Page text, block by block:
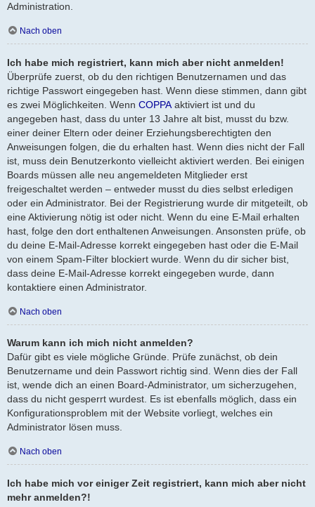
Administration.
Nach oben
Ich habe mich registriert, kann mich aber nicht anmelden!
Überprüfe zuerst, ob du den richtigen Benutzernamen und das
richtige Passwort eingegeben hast. Wenn diese stimmen, dann gibt
es zwei Möglichkeiten. Wenn COPPA aktiviert ist und du
angegeben hast, dass du unter 13 Jahre alt bist, musst du bzw.
einer deiner Eltern oder deiner Erziehungsberechtigten den
Anweisungen folgen, die du erhalten hast. Wenn dies nicht der Fall
ist, muss dein Benutzerkonto vielleicht aktiviert werden. Bei einigen
Boards müssen alle neu angemeldeten Mitglieder erst
freigeschaltet werden – entweder musst du dies selbst erledigen
oder ein Administrator. Bei der Registrierung wurde dir mitgeteilt, ob
eine Aktivierung nötig ist oder nicht. Wenn du eine E-Mail erhalten
hast, folge den dort enthaltenen Anweisungen. Ansonsten prüfe, ob
du deine E-Mail-Adresse korrekt eingegeben hast oder die E-Mail
von einem Spam-Filter blockiert wurde. Wenn du dir sicher bist,
dass deine E-Mail-Adresse korrekt eingegeben wurde, dann
kontaktiere einen Administrator.
Nach oben
Warum kann ich mich nicht anmelden?
Dafür gibt es viele mögliche Gründe. Prüfe zunächst, ob dein
Benutzername und dein Passwort richtig sind. Wenn dies der Fall
ist, wende dich an einen Board-Administrator, um sicherzugehen,
dass du nicht gesperrt wurdest. Es ist ebenfalls möglich, dass ein
Konfigurationsproblem mit der Website vorliegt, welches ein
Administrator lösen muss.
Nach oben
Ich habe mich vor einiger Zeit registriert, kann mich aber nicht
mehr anmelden?!